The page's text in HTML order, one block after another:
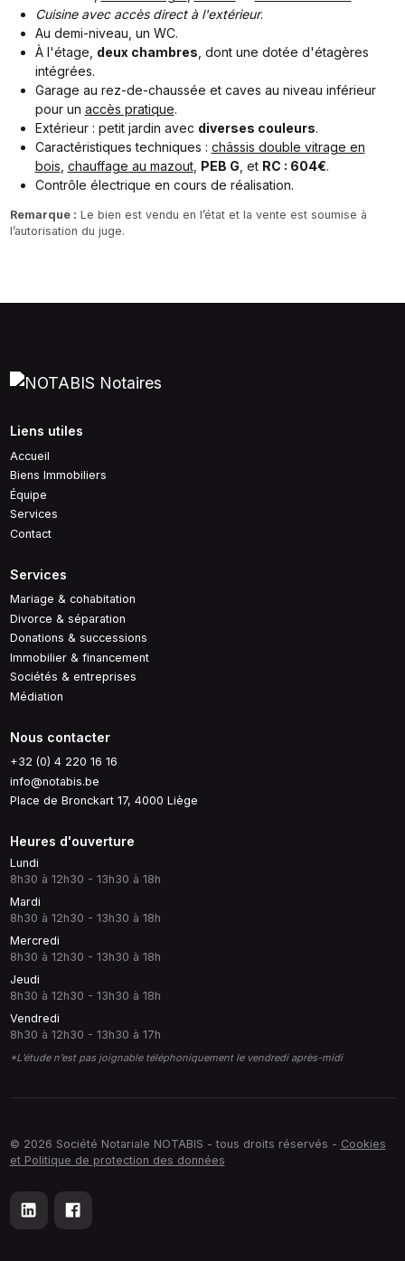
Cuisine avec accès direct à l'extérieur.
Au demi-niveau, un WC.
À l'étage, deux chambres , dont une dotée d'étagères
intégrées.
Garage au rez-de-chaussée et caves au niveau inférieur
pour un accès pratique.
Extérieur : petit jardin avec diverses couleurs.
Caractéristiques techniques : châssis double vitrage en
bois chauffage au mazout, PEB G , et RC : 604€.
Contrôle électrique en cours de réalisation.
Remarque : Le bien est vendu en l’état et la vente est soumise à
l’autorisation du juge.
Liens utiles
Accueil
Biens Immobiliers
Équipe
Services
Contact
Services
Mariage & cohabitation
Divorce & séparation
Donations & successions
Immobilier & financement
Sociétés & entreprises
Médiation
Nous contacter
+32 (0) 4 220 16 16
info@notabis.be
Place de Bronckart 17, 4000 Liège
Heures d'ouverture
Lundi
8h30 à 12h30 - 13h30 à 18h
Mardi
8h30 à 12h30 - 13h30 à 18h
Mercredi
8h30 à 12h30 - 13h30 à 18h
Jeudi
8h30 à 12h30 - 13h30 à 18h
Vendredi
8h30 à 12h30 - 13h30 à 17h
*L’étude n’est pas joignable téléphoniquement le vendredi après-midi
© 2026 Société Notariale NOTABIS - tous droits réservés - Cookies
et Politique de protection des données